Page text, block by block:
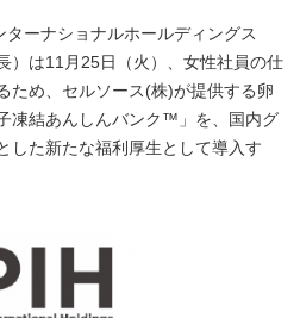
ーナショナルホールディングス
）は11月25日（火）、女性社員の仕
ため、セルソース(株)が提供する卵
凍結あんしんバンク™」を、国内グ
した新たな福利厚生として導入す